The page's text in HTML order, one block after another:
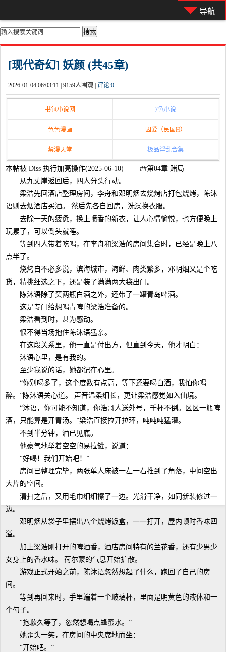
导航
你的位置： 首页>都市激情
[现代奇幻] 妖颜 (共45章)
2026-01-04 06:03:11 | 9159人围观 | 评论:0
书包小说网 7色小说
色色漫画 囚爱（民国H）
禁漫天堂 极品淫乱合集
本帖被 Diss 执行加亮操作(2025-06-10) ##第04章 赌局
从九丈崖返回后，四人分头行动。
梁浩先回酒店整理房间，李舟和邓明烟去烧烤店打包烧烤，陈沐
语则去烟酒店买酒。 然后先各自回房，洗澡换衣服。
去除一天的疲惫，换上喷香的新衣，让人心情愉悦，也方便晚上
玩累了，可以倒头就睡。
等到四人带着吃喝，在李舟和梁浩的房间集合时，已经是晚上八
点半了。
烧烤自不必多说，滨海城市，海鲜、肉类繁多，邓明烟又是个吃
货，精挑细选之下，还是装了满满两大袋出门。
陈沐语除了买两瓶白酒之外，还带了一罐青岛啤酒。
这是专门给想喝青啤的梁浩准备的。
梁浩看到时，甚为感动。
恨不得当场抱住陈沐语猛亲。
在这段关系里，他一直是付出方，但直到今天，他才明白：
沐语心里，是有我的。
至少我说的话，她都记在心里。
“你别喝多了，这个度数有点高，等下还要喝白酒，我怕你喝
醉。”陈沐语关心道。 声音温柔细长，更让梁浩感觉如入仙境。
“沐语，你可能不知道，你浩哥人送外号，千杯不倒。区区一瓶啤
酒，只能算是开胃汤。”梁浩直接拉开拉环，吨吨吨猛灌。
不到半分钟，酒已见底。
他豪气地举着空空的易拉罐，说道：
“好喝！我们开始吧！”
房间已整理完毕，两张单人床被一左一右推到了角落，中间空出
大片的空间。
清扫之后，又用毛巾细细擦了一边。光滑干净，如同新装修过一
边。
邓明烟从袋子里摆出八个烧烤饭盒，一一打开，屋内顿时香味四
溢。
加上梁浩刚打开的啤酒香，酒店房间特有的兰花香，还有少男少
女身上的香水味。 荷尔蒙的气息开始扩散。
游戏正式开始之前，陈沐语忽然想起了什么，跑回了自己的房
间。
等到再回来时，手里端着一个玻璃杯，里面是明黄色的液体和一
个勺子。
“抱歉久等了，忽然想喝点蜂蜜水。”
她歪头一笑，在房间的中央席地而坐：
“开始吧。”